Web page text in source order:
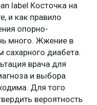
label Косточка на
и как правило
опорно-
много. Жжение в
диабета.
врача для
и выбора
Для того
вероятность